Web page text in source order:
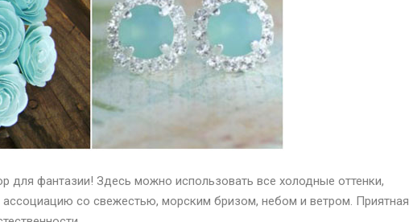
для фантазии! Здесь можно использовать все холодные оттенки,
со свежестью, морским бризом, небом и ветром. Приятная